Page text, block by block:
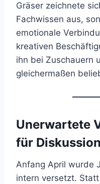
Gräser zeichnete
Fachwissen aus,
emotionale
kreativen
ihn bei Zuschauern
gleichermaßen
Unerwartete
für
Anfang April wurde
intern versetzt.